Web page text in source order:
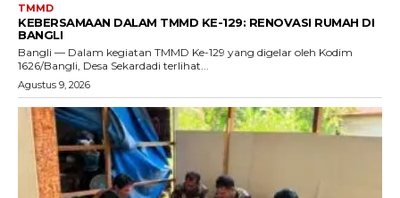
TMMD
KEBERSAMAAN DALAM TMMD KE-129: RENOVASI RUMAH DI
BANGLI
Bangli — Dalam kegiatan TMMD Ke-129 yang digelar oleh Kodim
1626/Bangli, Desa Sekardadi terlihat...
Agustus 9, 2026